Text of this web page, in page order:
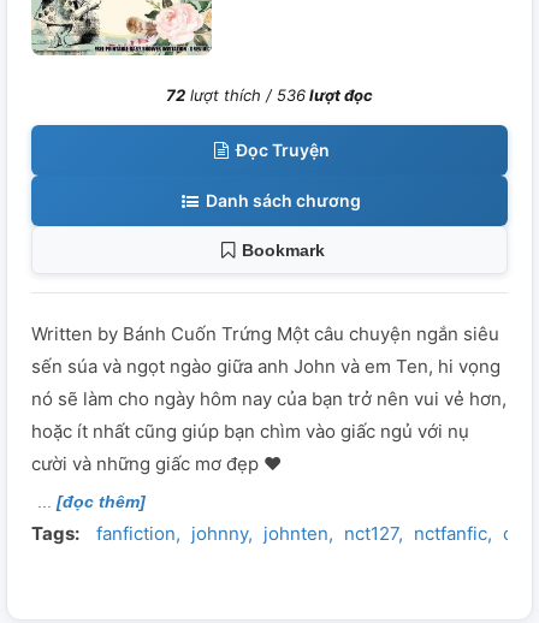
72 lượt thích /536lượt đọc
Đọc Truyện
Danh sách chương
Bookmark
Written by Bánh Cuốn Trứng Một câu chuyện ngắn siêu
sến súa và ngọt ngào giữa anh John và em Ten, hi vọng
nó sẽ làm cho ngày hôm nay của bạn trở nên vui vẻ hơn,
hoặc ít nhất cũng giúp bạn chìm vào giấc ngủ với nụ
cười và những giấc mơ đẹp ❤
[đọc thêm]
Tags: fanfiction johnny johnten nct127 nctfanfic